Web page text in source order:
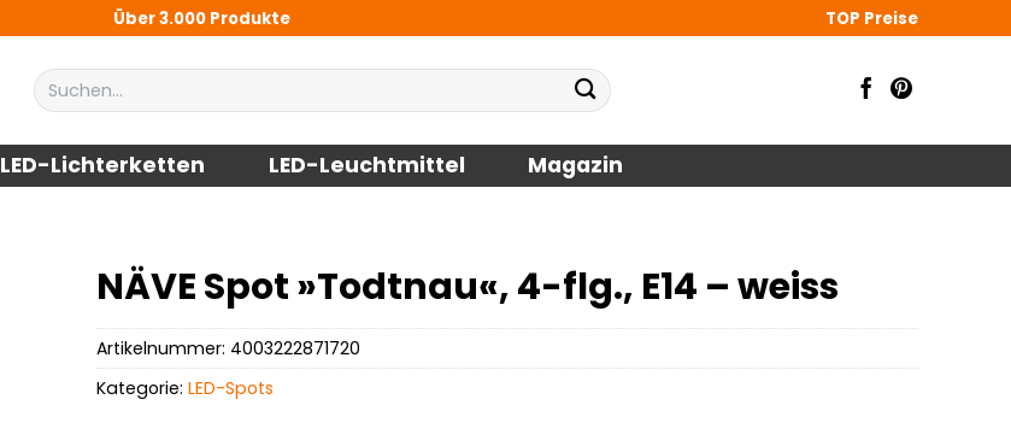
Über 3.000 Produkte TOP Preise
Suchen
nach:
LED-Lichterketten LED-Leuchtmittel Magazin
NÄVE Spot »Todtnau«, 4-flg., E14 – weiss
Artikelnummer: 4003222871720
Kategorie:LED-Spots